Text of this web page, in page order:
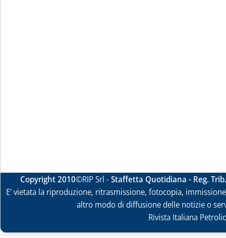
Copyright 2010©RIP Srl -Staffetta Quotidiana - Reg.
E' vietata la riproduzione, ritrasmissione, fotocopia,
altro modo di diffusione delle notizie o
Rivista Italiana